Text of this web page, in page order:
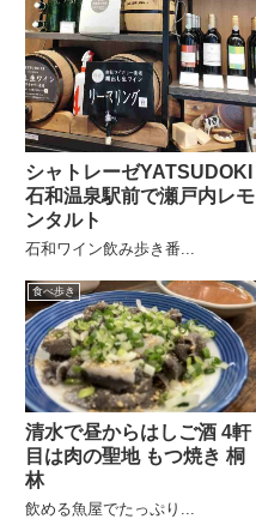
シャトレーゼYATSUDOKI
石和温泉駅前で瀬戸内レモ
ンタルト
石和ワイン飲み歩き番...
食べ歩き
清水で昼からはしご酒 4軒
目は肉の聖地 もつ焼き 桐
林
飲める魚屋でたっぷり...